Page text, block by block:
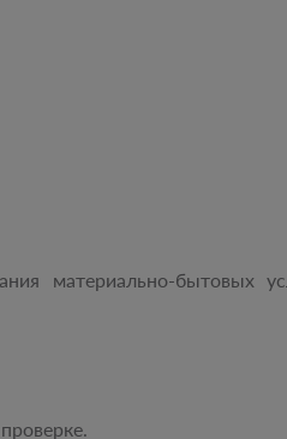
материально-бытовых